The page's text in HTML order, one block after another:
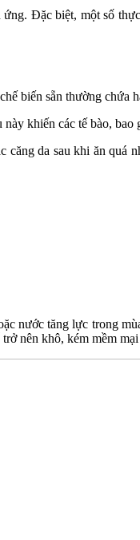
Đặc biệt, một số
biến sẵn thường chứa
khiến các tế bào,
da sau khi ăn
nước tăng lực trong
nên khô, kém mềm